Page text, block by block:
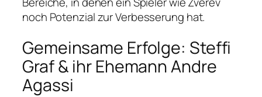
noch Potenzial zur Verbesserung hat.
Gemeinsame Erfolge: Steffi
Graf & ihr Ehemann Andre
Agassi